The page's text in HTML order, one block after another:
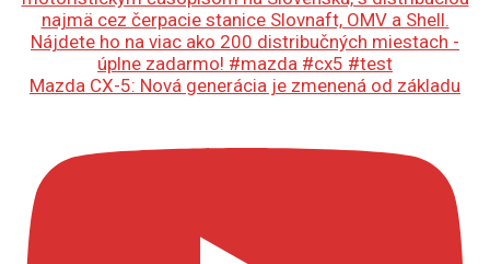
Mazda CX-5: Nová generácia je zmenená od základu